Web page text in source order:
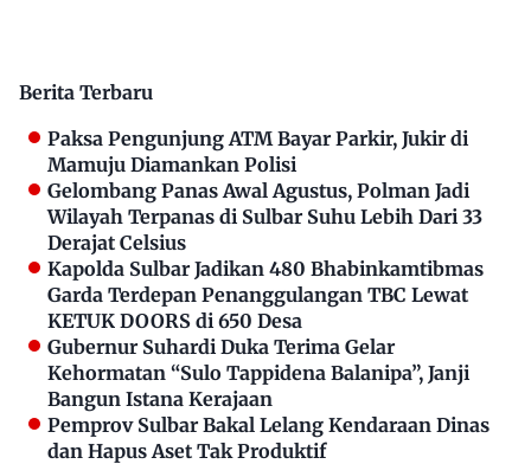
Berita Terbaru
Paksa Pengunjung ATM Bayar Parkir, Jukir di
Mamuju Diamankan Polisi
Gelombang Panas Awal Agustus, Polman Jadi
Wilayah Terpanas di Sulbar Suhu Lebih Dari 33
Derajat Celsius
Kapolda Sulbar Jadikan 480 Bhabinkamtibmas
Garda Terdepan Penanggulangan TBC Lewat
KETUK DOORS di 650 Desa
Gubernur Suhardi Duka Terima Gelar
Kehormatan “Sulo Tappidena Balanipa”, Janji
Bangun Istana Kerajaan
Pemprov Sulbar Bakal Lelang Kendaraan Dinas
dan Hapus Aset Tak Produktif